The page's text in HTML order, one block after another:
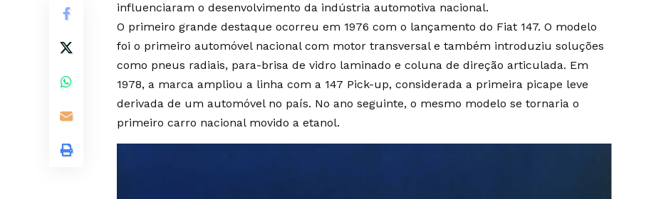
influenciaram o desenvolvimento da indústria automotiva nacional.
O primeiro grande destaque ocorreu em 1976 com o lançamento do Fiat 147. O modelo
foi o primeiro automóvel nacional com motor transversal e também introduziu soluções
como pneus radiais, para-brisa de vidro laminado e coluna de direção articulada. Em
1978, a marca ampliou a linha com a 147 Pick-up, considerada a primeira picape leve
derivada de um automóvel no país. No ano seguinte, o mesmo modelo se tornaria o
primeiro carro nacional movido a etanol.